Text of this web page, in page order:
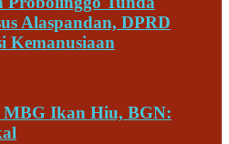
Alaspandan, DPRD
Kemanusiaan
MBG Ikan Hiu, BGN: